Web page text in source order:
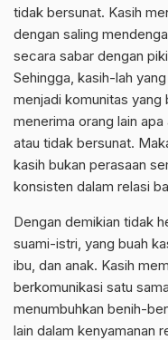
tidak bersunat. Kasih
dengan saling
secara sabar dengan
Sehingga, kasih-lah
menjadi komunitas yang
menerima orang lain
atau tidak bersunat.
kasih bukan perasaan
konsisten dalam relasi
Dengan demikian tidak
suami-istri, yang buah
ibu, dan anak. Kasih
berkomunikasi satu
menumbuhkan benih-
lain dalam kenyamanan